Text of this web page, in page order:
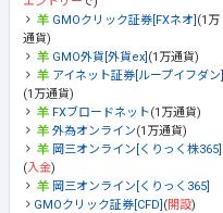
GMOクリック証券[FXネオ] (1万
通貨)
GMO外貨[外貨ex] (1万通貨)
アイネット証券[ループイフダン]
(1万通貨)
FXブロードネット(1万通貨)
外為オンライン(1万通貨)
岡三オンライン[くりっく株365]
(入金)
岡三オンライン[くりっく365]
GMOクリック証券[CFD] (開設)